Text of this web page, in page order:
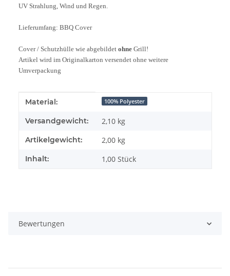
UV Strahlung, Wind und Regen.
Lieferumfang: BBQ Cover
Cover / Schutzhülle wie abgebildet ohne Grill!
Artikel wird im Originalkarton versendet ohne weitere
Umverpackung
Produkteigenschaft
Wert
Material: 100% Polyester
Versandgewicht: 2,10 kg
Artikelgewicht: 2,00 kg
Inhalt: 1,00 Stück
Bewertungen